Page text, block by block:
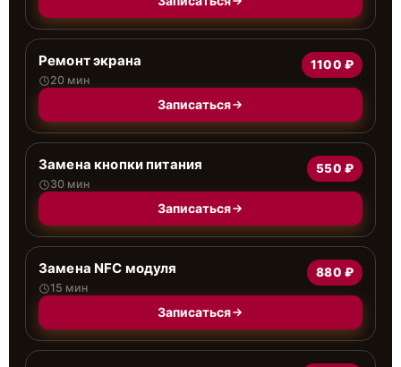
Ремонт экрана
20 мин
1100 ₽
Записаться
Замена кнопки питания
30 мин
550 ₽
Записаться
Замена NFC модуля
15 мин
880 ₽
Записаться